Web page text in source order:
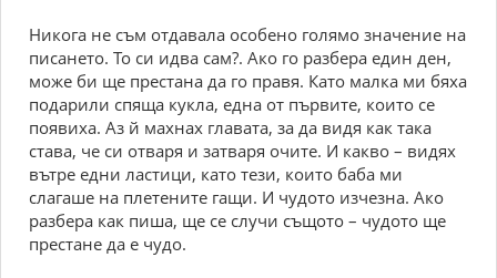
Никога не съм отдавала особено голямо значение на
писането. То си идва сам?. Ако го разбера един ден,
може би ще престана да го правя. Като малка ми бяха
подарили спяща кукла, една от първите, които се
появиха. Аз й махнах главата, за да видя как така
става, че си отваря и затваря очите. И какво – видях
вътре едни ластици, като тези, които баба ми
слагаше на плетените гащи. И чудото изчезна. Ако
разбера как пиша, ще се случи същото – чудото ще
престане да е чудо.